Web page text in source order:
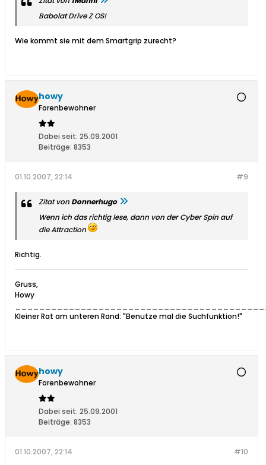
Babolat Drive Z OS!
Wie kommt sie mit dem Smartgrip zurecht?
howy
Forenbewohner
Dabei seit: 25.09.2001
Beiträge: 8353
#9
01.10.2007, 22:14
Zitat vonDonnerhugo
Wenn ich das richtig lese, dann von der Cyber Spin auf
die Attraction
Richtig.
Gruss,
Howy
Kleiner Rat am unteren Rand: "Benutze mal die Suchfunktion!"
howy
Forenbewohner
Dabei seit: 25.09.2001
Beiträge: 8353
#10
01.10.2007, 22:14